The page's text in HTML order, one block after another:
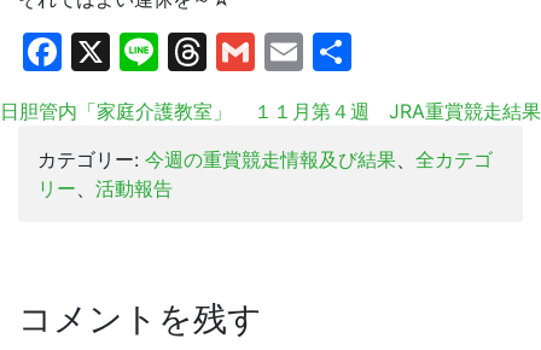
Facebook
X LineThreads
Gmail
Email
有
日胆管内「家庭介護教室」
１１月第４週 JRA重賞競走結果
カテゴリー: 今週の重賞競走情報及び結果、 全カテゴ
リー、 活動報告
コメントを残す